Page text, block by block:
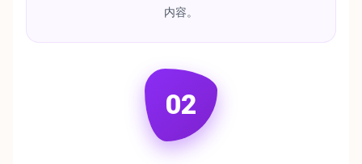
内容。
02